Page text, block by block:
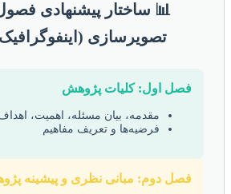
📊 ساختار پیشنهادی فصول
تصویرسازی
فصل اول: کلیات پژوهش
مقدمه، بیان مسئله، اهمیت،
فرضیه‌ها و تعریف مفاهیم
فصل دوم: مبانی نظری و پیشینه